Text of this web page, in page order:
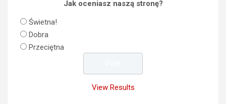
Jak oceniasz naszą stronę?
Świetna!
Dobra
Przeciętna
View Results